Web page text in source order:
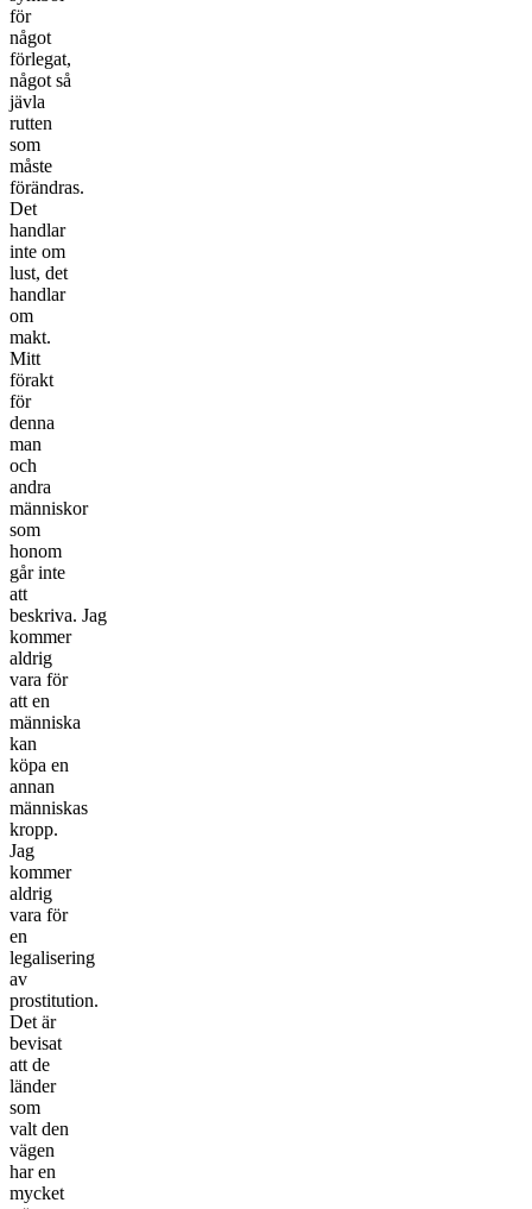
för
något
förlegat,
något så
jävla
rutten
som
måste
förändras.
Det
handlar
inte om
lust, det
handlar
om
makt.
Mitt
förakt
för
denna
man
och
andra
människor
som
honom
går inte
att
beskriva. Jag
kommer
aldrig
vara för
att en
människa
kan
köpa en
annan
människas
kropp.
Jag
kommer
aldrig
vara för
en
legalisering
av
prostitution.
Det är
bevisat
att de
länder
som
valt den
vägen
har en
mycket